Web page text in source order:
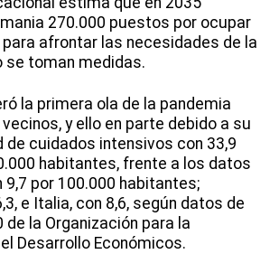
270.000 puestos por ocupar
afrontar las necesidades de la
se toman medidas.
la primera ola de la pandemia
y ello en parte debido a su
de cuidados intensivos con 33,9
habitantes, frente a los datos
9,7 por 100.000 habitantes;
e Italia, con 8,6, según datos de
de la Organización para la
Desarrollo Económicos.